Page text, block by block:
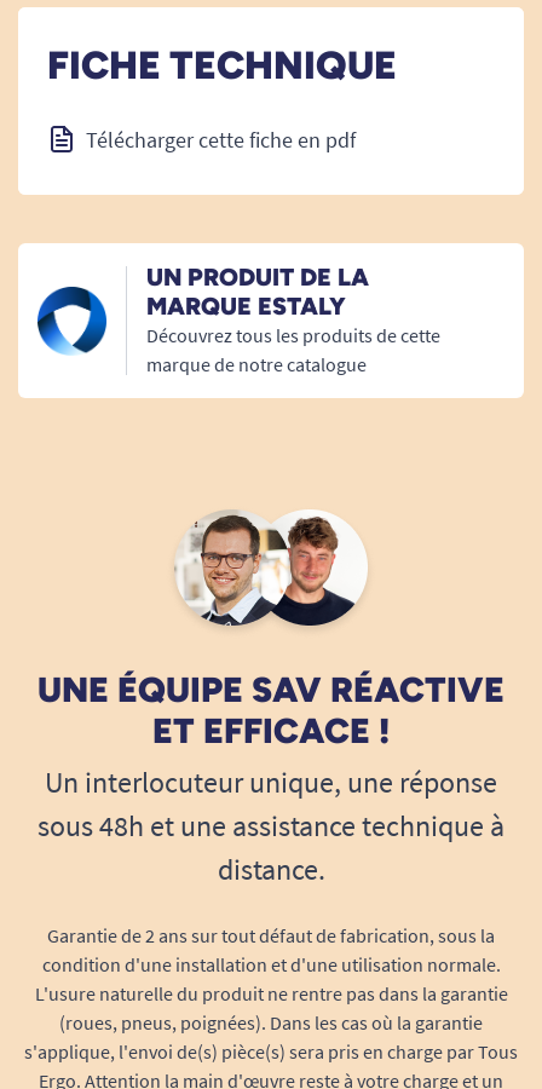
FICHE TECHNIQUE
Télécharger cette fiche en pdf
UN PRODUIT DE LA
MARQUE ESTALY
Découvrez tous les produits de cette
marque de notre catalogue
UNE ÉQUIPE SAV RÉACTIVE
ET EFFICACE !
Un interlocuteur unique, une réponse
sous 48h et une assistance technique à
distance.
Garantie de 2 ans sur tout défaut de fabrication, sous la
condition d'une installation et d'une utilisation normale.
L'usure naturelle du produit ne rentre pas dans la garantie
(roues, pneus, poignées). Dans les cas où la garantie
s'applique, l'envoi de(s) pièce(s) sera pris en charge par Tous
Ergo. Attention la main d'œuvre reste à votre charge et un